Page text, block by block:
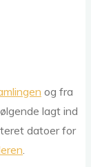
og fra
lagt ind
datoer for
.